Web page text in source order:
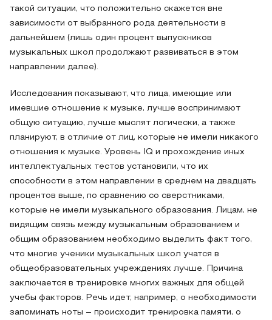
такой ситуации, что положительно скажется вне
зависимости от выбранного рода деятельности в
дальнейшем (лишь один процент выпускников
музыкальных школ продолжают развиваться в этом
направлении далее).
Исследования показывают, что лица, имеющие или
имевшие отношение к музыке, лучше воспринимают
общую ситуацию, лучше мыслят логически, а также
планируют, в отличие от лиц, которые не имели никакого
отношения к музыке. Уровень IQ и прохождение иных
интеллектуальных тестов установили, что их
способности в этом направлении в среднем на двадцать
процентов выше, по сравнению со сверстниками,
которые не имели музыкального образования. Лицам, не
видящим связь между музыкальным образованием и
общим образованием необходимо выделить факт того,
что многие ученики музыкальных школ учатся в
общеобразовательных учреждениях лучше. Причина
заключается в тренировке многих важных для общей
учебы факторов. Речь идет, например, о необходимости
запоминать ноты – происходит тренировка памяти, о